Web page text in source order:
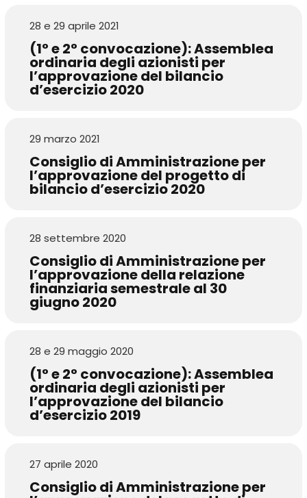
28 e 29 aprile 2021
(1° e 2° convocazione): Assemblea
ordinaria degli azionisti per
l’approvazione del bilancio
d’esercizio 2020
29 marzo 2021
Consiglio di Amministrazione per
l’approvazione del progetto di
bilancio d’esercizio 2020
28 settembre 2020
Consiglio di Amministrazione per
l’approvazione della relazione
finanziaria semestrale al 30
giugno 2020
28 e 29 maggio 2020
(1° e 2° convocazione): Assemblea
ordinaria degli azionisti per
l’approvazione del bilancio
d’esercizio 2019
27 aprile 2020
Consiglio di Amministrazione per